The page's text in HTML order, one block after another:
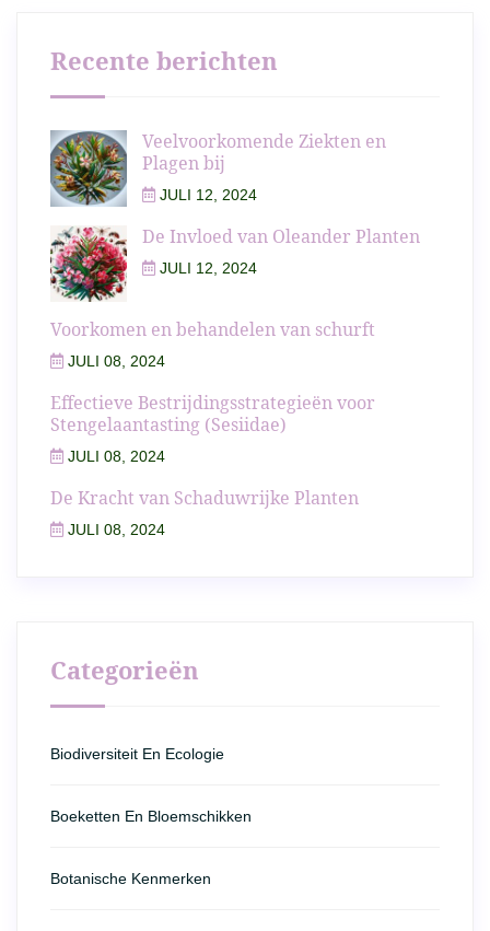
Recente berichten
Veelvoorkomende Ziekten en
Plagen bij
JULI 12, 2024
De Invloed van Oleander Planten
JULI 12, 2024
Voorkomen en behandelen van schurft
JULI 08, 2024
Effectieve Bestrijdingsstrategieën voor
Stengelaantasting (Sesiidae)
JULI 08, 2024
De Kracht van Schaduwrijke Planten
JULI 08, 2024
Categorieën
Biodiversiteit En Ecologie
Boeketten En Bloemschikken
Botanische Kenmerken